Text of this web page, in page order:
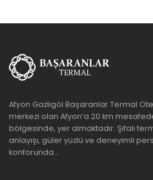
Afyon Gazligöl Başaranlar Termal
merkezi olan Afyon’a 20 km
bölgesinde, yer almaktadır. Şifalı
anlayışı, güler yüzlü ve deneyimli
konforunda...